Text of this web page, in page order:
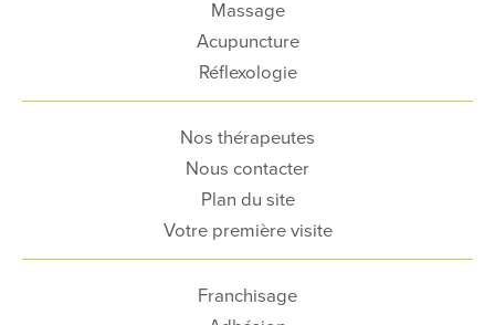
Massage
Acupuncture
Réflexologie
Nos thérapeutes
Nous contacter
Plan du site
Votre première visite
Franchisage